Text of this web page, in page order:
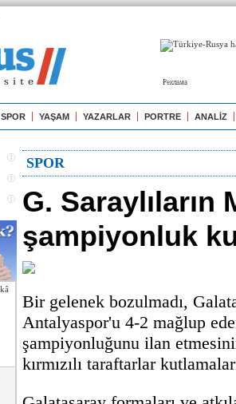
Реклама
SPOR YAŞAM YAZARLAR PORTRE ANALİZ
SPOR
G. Saraylıların
şampiyonluk
Bir gelenek bozulmadı,
Antalyaspor'u 4-2 mağlup
şampiyonluğunu ilan
kırmızılı taraftarlar